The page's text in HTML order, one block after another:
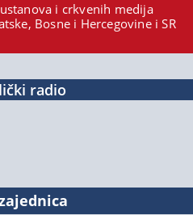
i crkvenih medija
Bosne i Hercegovine i SR
radio